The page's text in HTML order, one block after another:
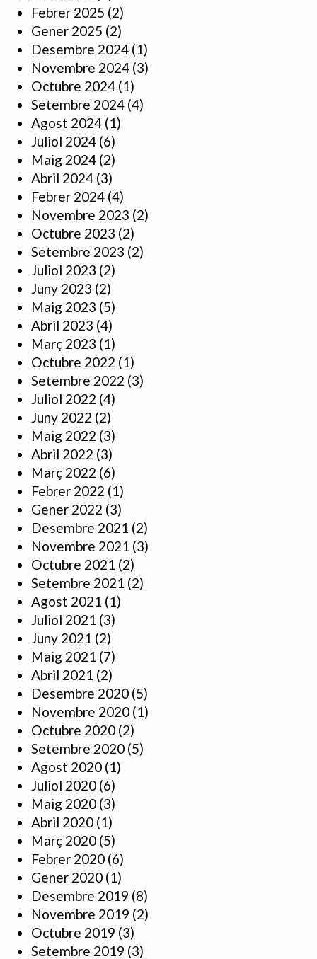
Febrer 2025 (2)
Gener 2025 (2)
Desembre 2024 (1)
Novembre 2024 (3)
Octubre 2024 (1)
Setembre 2024 (4)
Agost 2024 (1)
Juliol 2024 (6)
Maig 2024 (2)
Abril 2024 (3)
Febrer 2024 (4)
Novembre 2023 (2)
Octubre 2023 (2)
Setembre 2023 (2)
Juliol 2023 (2)
Juny 2023 (2)
Maig 2023 (5)
Abril 2023 (4)
Març 2023 (1)
Octubre 2022 (1)
Setembre 2022 (3)
Juliol 2022 (4)
Juny 2022 (2)
Maig 2022 (3)
Abril 2022 (3)
Març 2022 (6)
Febrer 2022 (1)
Gener 2022 (3)
Desembre 2021 (2)
Novembre 2021 (3)
Octubre 2021 (2)
Setembre 2021 (2)
Agost 2021 (1)
Juliol 2021 (3)
Juny 2021 (2)
Maig 2021 (7)
Abril 2021 (2)
Desembre 2020 (5)
Novembre 2020 (1)
Octubre 2020 (2)
Setembre 2020 (5)
Agost 2020 (1)
Juliol 2020 (6)
Maig 2020 (3)
Abril 2020 (1)
Març 2020 (5)
Febrer 2020 (6)
Gener 2020 (1)
Desembre 2019 (8)
Novembre 2019 (2)
Octubre 2019 (3)
Setembre 2019 (3)